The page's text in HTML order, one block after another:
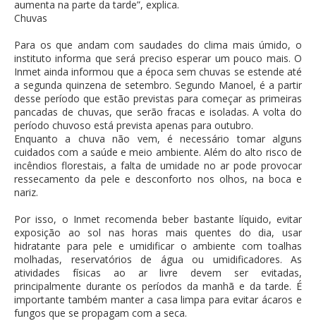
aumenta na parte da tarde”, explica.
Chuvas
Para os que andam com saudades do clima mais úmido, o
instituto informa que será preciso esperar um pouco mais. O
Inmet ainda informou que a época sem chuvas se estende até
a segunda quinzena de setembro. Segundo Manoel, é a partir
desse período que estão previstas para começar as primeiras
pancadas de chuvas, que serão fracas e isoladas. A volta do
período chuvoso está prevista apenas para outubro.
Enquanto a chuva não vem, é necessário tomar alguns
cuidados com a saúde e meio ambiente. Além do alto risco de
incêndios florestais, a falta de umidade no ar pode provocar
ressecamento da pele e desconforto nos olhos, na boca e
nariz.
Por isso, o Inmet recomenda beber bastante líquido, evitar
exposição ao sol nas horas mais quentes do dia, usar
hidratante para pele e umidificar o ambiente com toalhas
molhadas, reservatórios de água ou umidificadores. As
atividades físicas ao ar livre devem ser evitadas,
principalmente durante os períodos da manhã e da tarde. É
importante também manter a casa limpa para evitar ácaros e
fungos que se propagam com a seca.